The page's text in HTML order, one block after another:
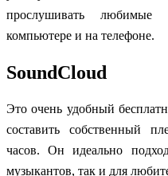
прослушивать любимые
компьютере и на телефоне.
SoundCloud
Это очень удобный
составить собственный
часов. Он идеально
музыкантов, так и для